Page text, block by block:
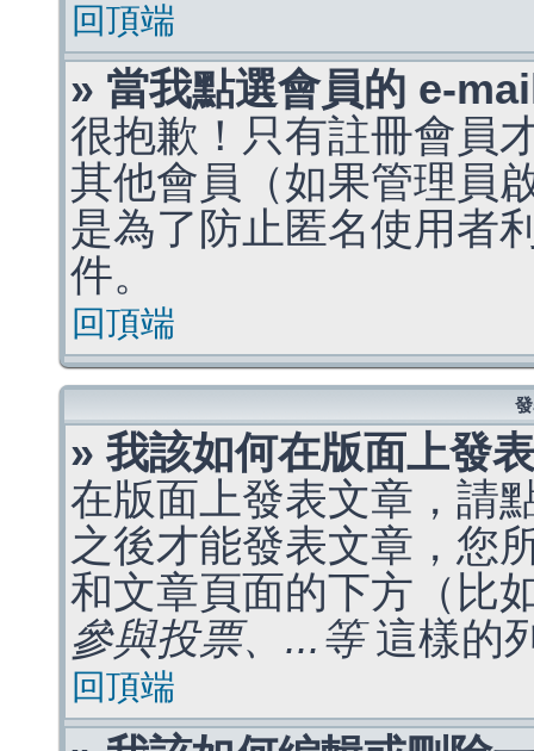
回頂端
» 當我點選會員的 e-
很抱歉！只有註冊會員
其他會員（如果管理員
是為了防止匿名使用者
件。
回頂端
» 我該如何在版面上發
在版面上發表文章，請
之後才能發表文章，您
和文章頁面的下方（比
參與投票、...等這樣的
回頂端